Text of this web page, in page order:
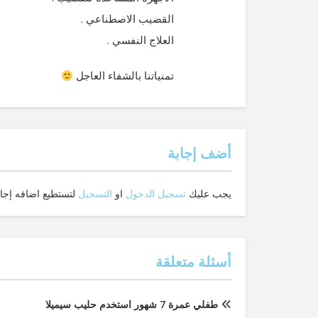
القضيب الاصطناعي .
العلاج النفسي .
تمنياتنا بالشفاء العاجل
‫أضف إجابة
يجب عليك تسجيل الدخول او التسجيل لتستطيع اضافه
أسئلة متعلقة
طفلي عمرة 7 شهور استخدم حليب سيميلا